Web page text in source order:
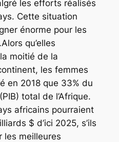
les efforts réalisés
Cette situation
énorme pour les
qu’elles
moitié de la
les femmes
en 2018 que 33% du
total de l’Afrique.
africains pourraient
$ d’ici 2025, s’ils
les meilleures